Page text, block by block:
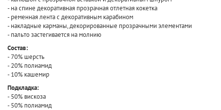
- на спине декоративная прозрачная отлетная кокетка
- ременная лента с декоративным карабином
- накладные карманы, декорированные прозрачными элементами
- пальто застегивается на молнию
Состав:
- 70% шерсть
- 20% полиамид
- 10% кашемир
Подкладка:
- 50% вискоза
- 50% полиамид